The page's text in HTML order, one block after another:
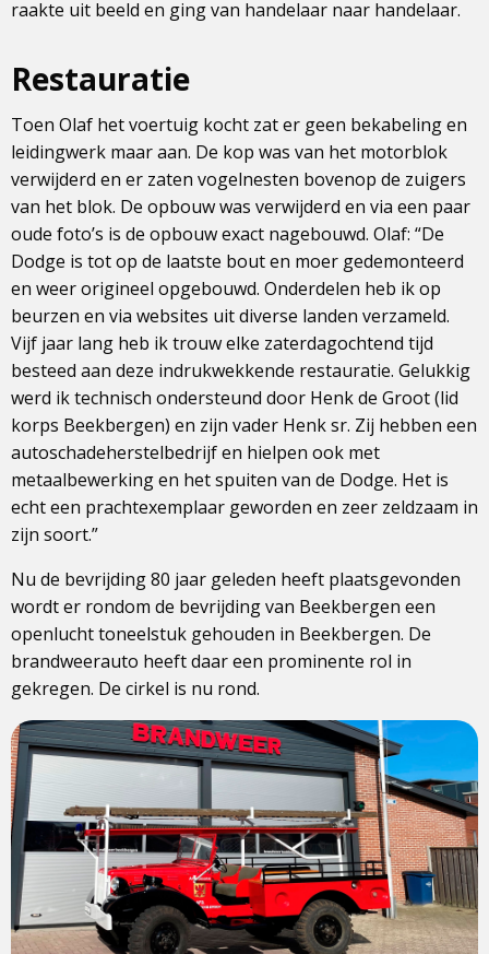
raakte uit beeld en ging van handelaar naar handelaar.
Restauratie
Toen Olaf het voertuig kocht zat er geen bekabeling en
leidingwerk maar aan. De kop was van het motorblok
verwijderd en er zaten vogelnesten bovenop de zuigers
van het blok. De opbouw was verwijderd en via een paar
oude foto’s is de opbouw exact nagebouwd. Olaf: “De
Dodge is tot op de laatste bout en moer gedemonteerd
en weer origineel opgebouwd. Onderdelen heb ik op
beurzen en via websites uit diverse landen verzameld.
Vijf jaar lang heb ik trouw elke zaterdagochtend tijd
besteed aan deze indrukwekkende restauratie. Gelukkig
werd ik technisch ondersteund door Henk de Groot (lid
korps Beekbergen) en zijn vader Henk sr. Zij hebben een
autoschadeherstelbedrijf en hielpen ook met
metaalbewerking en het spuiten van de Dodge. Het is
echt een prachtexemplaar geworden en zeer zeldzaam in
zijn soort.”
Nu de bevrijding 80 jaar geleden heeft plaatsgevonden
wordt er rondom de bevrijding van Beekbergen een
openlucht toneelstuk gehouden in Beekbergen. De
brandweerauto heeft daar een prominente rol in
gekregen. De cirkel is nu rond.